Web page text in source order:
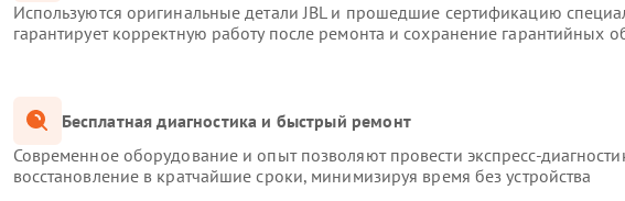
Используются оригинальные детали JBL и прошедшие сертификацию
гарантирует корректную работу после ремонта и сохранение гарантийных
Бесплатная диагностика и быстрый ремонт
Современное оборудование и опыт позволяют провести экспресс-
восстановление в кратчайшие сроки, минимизируя время без устройства